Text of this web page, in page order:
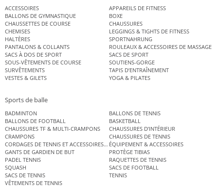
ACCESSOIRES
APPAREILS DE FITNESS
BALLONS DE GYMNASTIQUE
BOXE
CHAUSSETTES DE COURSE
CHAUSSURES
CHEMISES
LEGGINGS & TIGHTS DE FITNESS
HALTÈRES
SPORTNAHRUNG
PANTALONS & COLLANTS
ROULEAUX & ACCESSOIRES DE MASSAGE
SACS À DOS DE SPORT
SACS DE SPORT
SOUS-VÊTEMENTS DE COURSE
SOUTIENS-GORGE
SURVÊTEMENTS
TAPIS D’ENTRAÎNEMENT
VESTES & GILETS
YOGA & PILATES
Sports de balle
BADMINTON
BALLONS DE TENNIS
BALLONS DE FOOTBALL
BASKETBALL
CHAUSSURES TF & MULTI-CRAMPONS
CHAUSSURES D’INTÉRIEUR
CRAMPONS
CHAUSSURES DE TENNIS
CORDAGES DE TENNIS ET ACCESSOIRES DE TENNISÉQUIPEMENT & ACCESSOIRES
GANTS DE GARDIEN DE BUT
PROTÈGE TIBIAS
PADEL TENNIS
RAQUETTES DE TENNIS
SQUASH
SACS DE FOOTBALL
SACS DE TENNIS
TENNIS
VÊTEMENTS DE TENNIS